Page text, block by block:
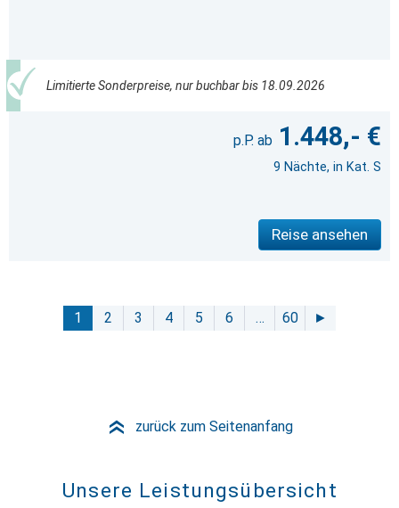
Limitierte Sonderpreise, nur buchbar bis 18.09.2026
1.448,- €
9 Nächte, in Kat. S
Reise ansehen
1 2 3 4 5 6 … 60 ►
» zurück zum Seitenanfang
Unsere Leistungsübersicht